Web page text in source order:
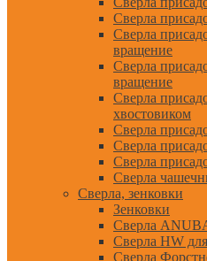
Сверла
Сверла
вращение
Сверла
вращение
Сверла
хвостовиком
Сверла
Сверла
Сверла
Сверла
Сверла, зенковки
Зенковки
Сверла
Сверла HW
Сверла